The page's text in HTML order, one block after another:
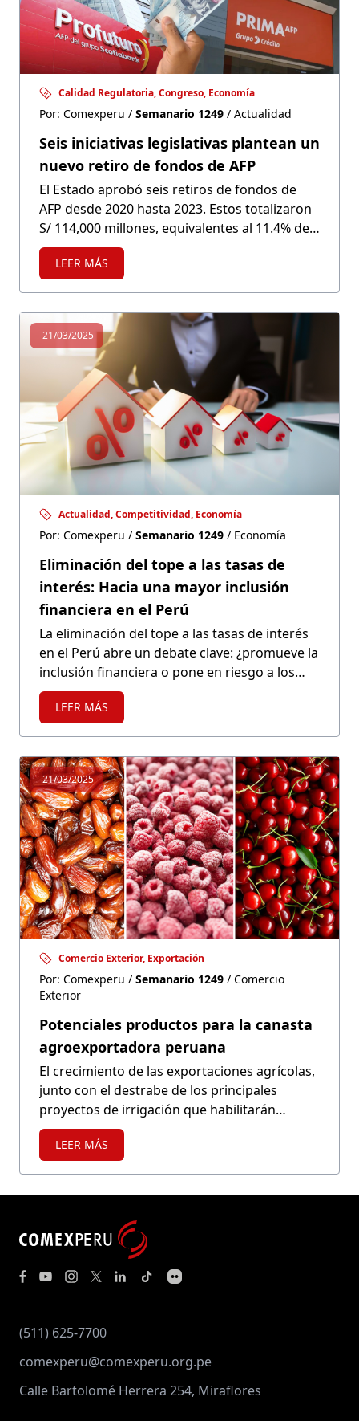
Calidad Regulatoria, Congreso, Economía
Por: Comexperu / Semanario 1249 / Actualidad
Seis iniciativas legislativas plantean un
nuevo retiro de fondos de AFP
El Estado aprobó seis retiros de fondos de
AFP desde 2020 hasta 2023. Estos totalizaron
S/ 114,000 millones, equivalentes al 11.4% del
PBI de 2023, según el BCRP. En abril del año
pasado se aprobó un séptimo. Inicialmente,
justifican para mitigar la situación económica
adversa, la inflación y estimular el consumo.
LEER MÁS
21/03/2025
Actualidad, Competitividad, Economía
Por: Comexperu / Semanario 1249 / Economía
Eliminación del tope a las tasas de
interés: Hacia una mayor inclusión
financiera en el Perú
La eliminación del tope a las tasas de interés
en el Perú abre un debate clave: ¿promueve la
inclusión financiera o pone en riesgo a los
consumidores? Mientras algunos hablan de
abusos, otros destacan su potencial para
LEER MÁS
21/03/2025
Comercio Exterior, Exportación
Por: Comexperu / Semanario 1249 / Comercio
Exterior
Potenciales productos para la canasta
agroexportadora peruana
El crecimiento de las exportaciones agrícolas,
junto con el destrabe de los principales
proyectos de irrigación que habilitarán
nuevas zonas de cultivo, nos exige identificar
nuevos productos para integrarlos a nuestra
canasta agroexportadora.
LEER MÁS
(511) 625-7700
comexperu@comexperu.org.pe
Calle Bartolomé Herrera 254, Miraflores